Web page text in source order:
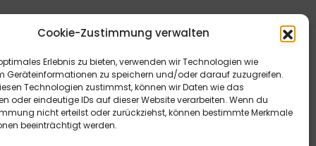
Cookie-Zustimmung verwalten
Erlebnis zu bieten, verwenden wir Technologien wie
Geräteinformationen zu speichern und/oder darauf zuzugreifen.
Technologien zustimmst, können wir Daten wie das
oder eindeutige IDs auf dieser Website verarbeiten. Wenn du
nicht erteilst oder zurückziehst, können bestimmte Merkmale
beeinträchtigt werden.
Antworten bieten dir unsere FAQ.
mal auf Instagram vorbei.